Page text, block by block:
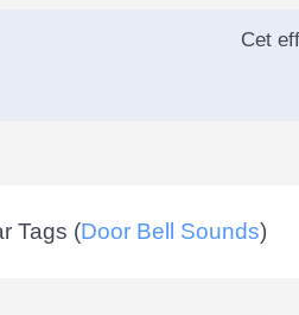
Cet
Tags (Door Bell Sounds)